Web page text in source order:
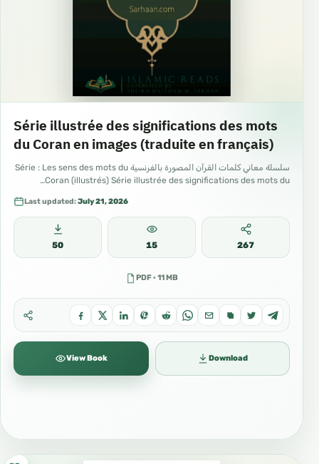
Série illustrée des significations des mots
du Coran en images (traduite en français)
سلسلة معاني كلمات القرآن المصورة بالفرنسية Série : Les sens des mots du
Coran (illustrés) Série illustrée des significations des mots du…
Last updated:July 21, 2026
50 15 267
PDF · 11 MB
View Book Download